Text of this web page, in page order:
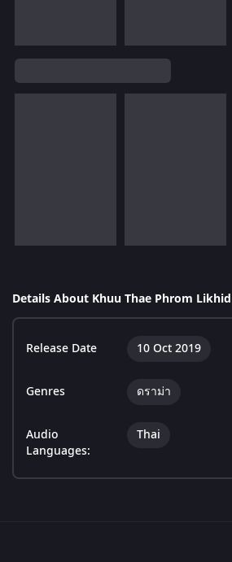
Details About Khuu Thae Phrom
Release Date 10 Oct 2019
Genres ดราม่า
Audio
Languages:
Thai